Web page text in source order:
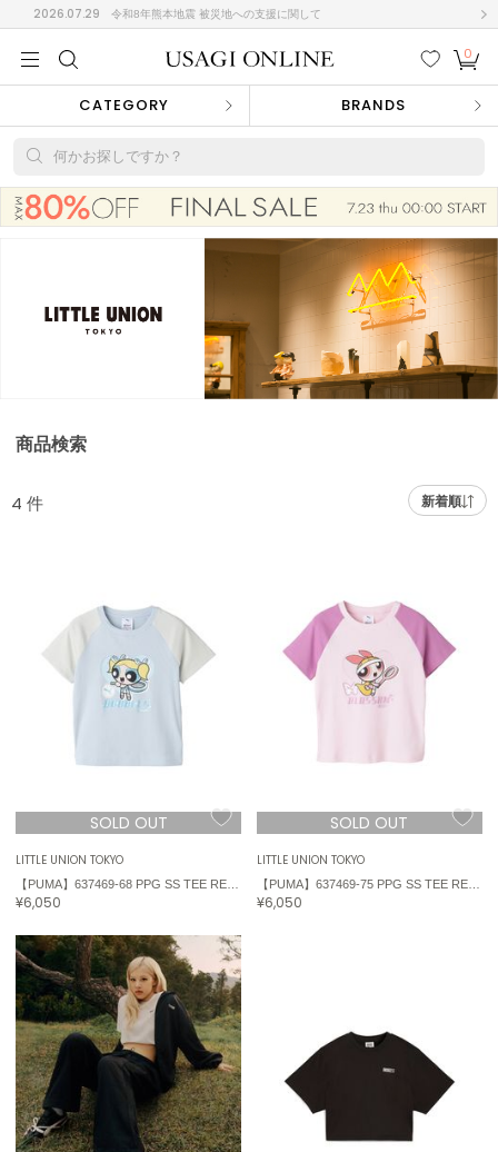
2026.07.29 令和8年熊本地震 被災地への支援に関して
検索
お気
カー
0
CATEGORY BRANDS
何かお探しですか？
KIDSBABYBEAUTYLIFE STYLE
(3043)
/ランジェリー (127)
ェア (121)
(124)
KIDSBABYBEAUTYLIFE STYLE
B C D E F G
Q R
その
他
ACYM
adidas
ALLISON BROWN
アリソンブラウン
Ame no chi Hare
ánuans
アニュアンス
ànuke
アンヌーク
ASICS
アシックス
Ballelite
バレリット
商品検索
4 件 新着順
SOLD OUT
LITTLE UNION TOKYO
¥6,050
SOLD OUT
LITTLE UNION TOKYO
【PUMA】637469-75 PPG SS TEE REGLAN W
¥6,050